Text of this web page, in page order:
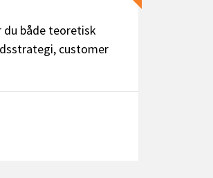
du både teoretisk
customer